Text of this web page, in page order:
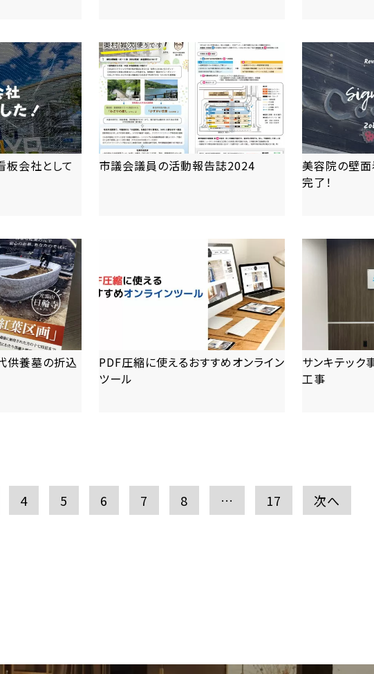
板会社として
市議会議員の活動報告誌2024
美容院の壁
完了！
供養墓の折込
PDF圧縮に使えるおすすめオンライン
ツール
サンキテック
工事
4 5 6 7 8 … 17 次へ